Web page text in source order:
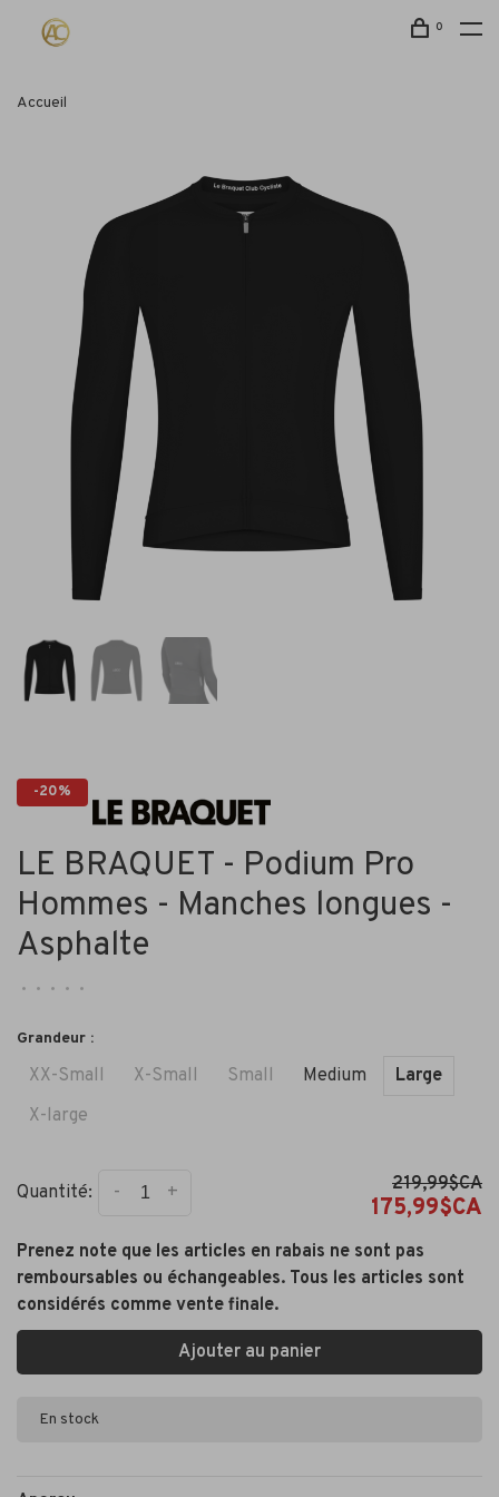
0
Accueil
-20%
LE BRAQUET - Podium Pro
Hommes - Manches longues -
Asphalte
• • • • •
Grandeur :
XX-Small X-Small Small Medium
Large
X-large
Quantité: +
- 219,99$CA
175,99$CA
Prenez note que les articles en rabais ne sont pas
remboursables ou échangeables. Tous les articles sont
considérés comme vente finale.
Ajouter au panier
En stock